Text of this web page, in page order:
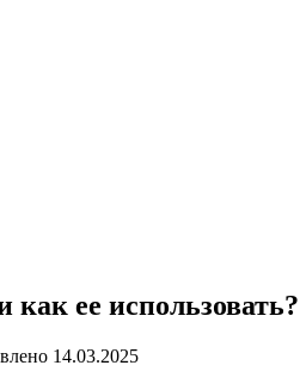
ее использовать?
14.03.2025